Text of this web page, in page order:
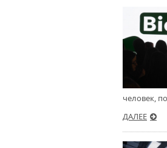
человек,
ДАЛЕЕ